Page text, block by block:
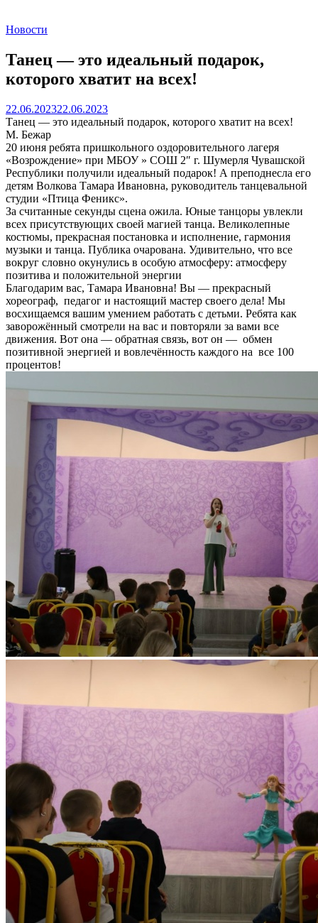
Новости
Танец — это идеальный подарок,
которого хватит на всех!
22.06.202322.06.2023
Танец — это идеальный подарок, которого хватит на всех!
М. Бежар
20 июня ребята пришкольного оздоровительного лагеря
«Возрождение» при МБОУ » СОШ 2″ г. Шумерля Чувашской
Республики получили идеальный подарок! А преподнесла его
детям Волкова Тамара Ивановна, руководитель танцевальной
студии «Птица Феникс».
За считанные секунды сцена ожила. Юные танцоры увлекли
всех присутствующих своей магией танца. Великолепные
костюмы, прекрасная постановка и исполнение, гармония
музыки и танца. Публика очарована. Удивительно, что все
вокруг словно окунулись в особую атмосферу: атмосферу
позитива и положительной энергии
Благодарим вас, Тамара Ивановна! Вы — прекрасный
хореограф, педагог и настоящий мастер своего дела! Мы
восхищаемся вашим умением работать с детьми. Ребята как
заворожённый смотрели на вас и повторяли за вами все
движения. Вот она — обратная связь, вот он — обмен
позитивной энергией и вовлечённость каждого на все 100
процентов!